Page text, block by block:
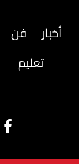
أخبار فن
تعليم